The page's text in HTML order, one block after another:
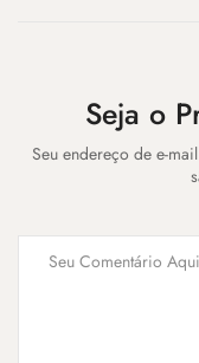
Seja o
Seu endereço de e-